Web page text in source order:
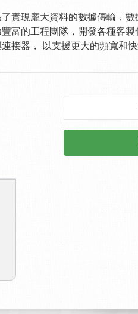
實現龐大資料的數據傳輸，
富的工程團隊，開發各種客
接器， 以支援更大的頻寬和快